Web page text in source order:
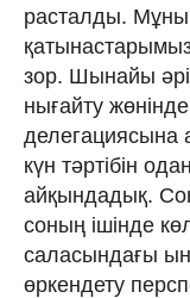
расталды.
зор. Шынайы әрі
нығайту
делегациясына
күн тәртібін
айқындадық.
соның ішінде
саласындағы
өркендету